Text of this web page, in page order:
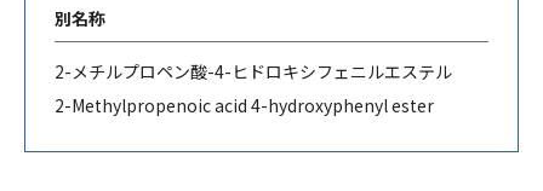
別名称
2- メチルプロペン酸-4- ヒドロキシフェニルエステル
2-Methylpropenoic acid 4-hydroxyphenyl ester